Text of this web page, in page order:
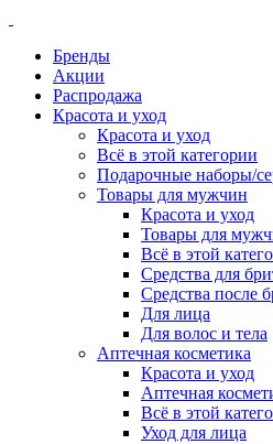
Бренды
Акции
Распродажа
Красота и уход
Красота и уход
Всё в этой категории
Подарочные наборы/
Товары для мужчин
Красота и уход
Товары для
Всё в этой
Средства для
Средства после
Для лица
Для волос и тела
Аптечная косметика
Красота и уход
Аптечная
Всё в этой
Уход для лица